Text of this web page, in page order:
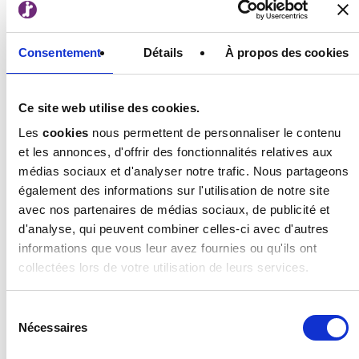
Consentement Détails À propos des cookies
Ce site web utilise des cookies.
Les cookies nous permettent de personnaliser le contenu
et les annonces, d'offrir des fonctionnalités relatives aux
médias sociaux et d'analyser notre trafic. Nous partageons
également des informations sur l'utilisation de notre site
avec nos partenaires de médias sociaux, de publicité et
d'analyse, qui peuvent combiner celles-ci avec d'autres
informations que vous leur avez fournies ou qu'ils ont
collectées lors de votre utilisation de leurs services.
Nécessaires
,confie Jo Frenken.
jours au lieu d’un. Plus de 120 personnes – dont de
nombreux visiteurs internationaux – assistent à la
biennale cette année-là. Pas mal ! Mais ce n’était
encore qu’un début. Pour Magical RISO 2020, Jo
Frenken avait en effet vu encore plus grand, avant
que le COVID-19 ne vienne contrecarrer ses plans.